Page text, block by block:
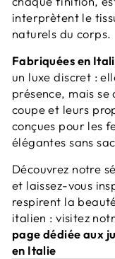
interprètent le
naturels du corps.
Fabriquées en
un luxe discret :
présence, mais
coupe et leurs
conçues pour les
élégantes sans
Découvrez notre
et laissez-vous
respirent la
italien : visitez
page dédiée aux
en Italie